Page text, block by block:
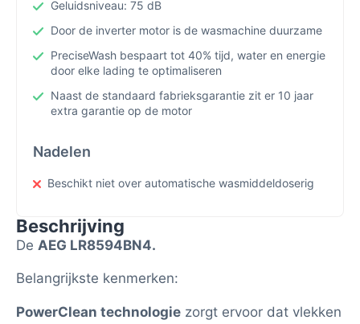
Geluidsniveau: 75 dB
Door de inverter motor is de wasmachine duurzame
PreciseWash bespaart tot 40% tijd, water en energie
door elke lading te optimaliseren
Naast de standaard fabrieksgarantie zit er 10 jaar
extra garantie op de motor
Nadelen
Beschikt niet over automatische wasmiddeldoserig
Beschrijving
De AEG LR8594BN4.
Belangrijkste kenmerken:
PowerClean technologie zorgt ervoor dat vlekken